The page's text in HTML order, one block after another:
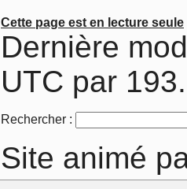
Cette page est en lecture seule
Dernière
UTC par
Rechercher :
Site animé